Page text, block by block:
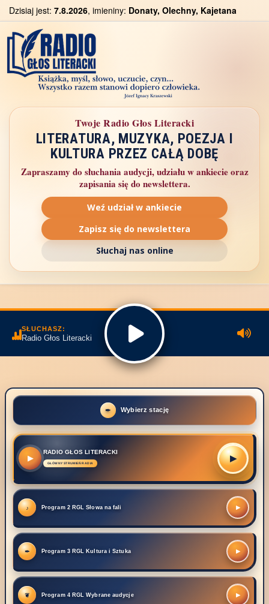
Dzisiaj jest: 7.8.2026, imieniny: Donaty, Olechny, Kajetana
Twoje Radio Głos Literacki
LITERATURA, MUZYKA, POEZJA I
KULTURA PRZEZ CAŁĄ DOBĘ
Zapraszamy do słuchania audycji, udziału w ankiecie oraz
zapisania się do newslettera.
Weź udział w ankiecie
Zapisz się do newslettera
Słuchaj nas online
SŁUCHASZ:
Radio Głos Literacki
Wybierz stację
RADIO GŁOS LITERACKI
▶
Program 2 RGL Słowa na fali ▶
Program 3 RGL Kultura i Sztuka ▶
Program 4 RGL Wybrane audycje ▶